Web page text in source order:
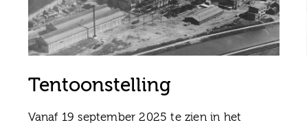
Tentoonstelling
Vanaf 19 september 2025 te zien in het